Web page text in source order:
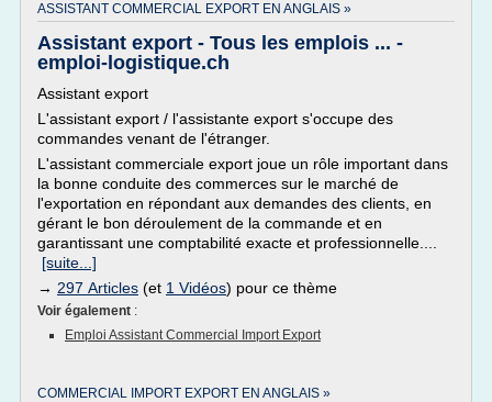
ASSISTANT COMMERCIAL EXPORT EN ANGLAIS »
Assistant export - Tous les emplois ... -
emploi-logistique.ch
Assistant export
L'assistant export / l'assistante export s'occupe des
commandes venant de l'étranger.
L'assistant commerciale export joue un rôle important dans
la bonne conduite des commerces sur le marché de
l'exportation en répondant aux demandes des clients, en
gérant le bon déroulement de la commande et en
garantissant une comptabilité exacte et professionnelle....
[suite...]
→ 297 Articles (et 1 Vidéos) pour ce thème
Voir également :
Emploi Assistant Commercial Import Export
COMMERCIAL IMPORT EXPORT EN ANGLAIS »